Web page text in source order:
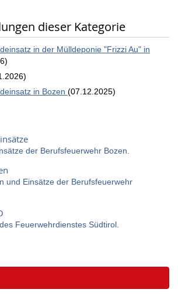
dieser Kategorie
in der Mülldeponie "Frizzi Au" in
in Bozen (07.12.2025)
der Berufsfeuerwehr Bozen.
und Einsätze der Berufsfeuerwehr
Feuerwehrdienstes Südtirol.